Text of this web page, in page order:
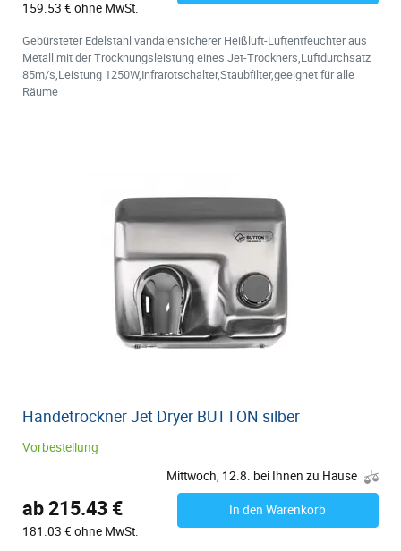
159.53 € ohne MwSt.
Gebürsteter Edelstahl vandalensicherer Heißluft-Luftentfeuchter aus
Metall mit der Trocknungsleistung eines Jet-Trockners,Luftdurchsatz
85m/s,Leistung 1250W,Infrarotschalter,Staubfilter,geeignet für alle
Räume
Händetrockner Jet Dryer BUTTON silber
Vorbestellung
Mittwoch, 12.8. bei Ihnen zu Hause
ab 215.43 €
181.03 € ohne MwSt.
In den Warenkorb